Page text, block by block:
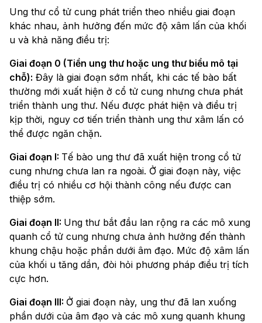
Ung thư cổ tử cung phát triển theo nhiều giai đoạn
khác nhau, ảnh hưởng đến mức độ xâm lấn của khối
u và khả năng điều trị:
Giai đoạn 0 (Tiền ung thư hoặc ung thư biểu mô tại
chỗ): Đây là giai đoạn sớm nhất, khi các tế bào bất
thường mới xuất hiện ở cổ tử cung nhưng chưa phát
triển thành ung thư. Nếu được phát hiện và điều trị
kịp thời, nguy cơ tiến triển thành ung thư xâm lấn có
thể được ngăn chặn.
Giai đoạn I: Tế bào ung thư đã xuất hiện trong cổ tử
cung nhưng chưa lan ra ngoài. Ở giai đoạn này, việc
điều trị có nhiều cơ hội thành công nếu được can
thiệp sớm.
Giai đoạn II: Ung thư bắt đầu lan rộng ra các mô xung
quanh cổ tử cung nhưng chưa ảnh hưởng đến thành
khung chậu hoặc phần dưới âm đạo. Mức độ xâm lấn
của khối u tăng dần, đòi hỏi phương pháp điều trị tích
cực hơn.
Giai đoạn III: Ở giai đoạn này, ung thư đã lan xuống
phần dưới của âm đạo và các mô xung quanh khung